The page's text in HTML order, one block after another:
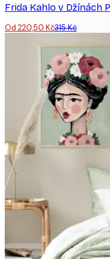
Frida Kahlo v Džínách
Od 220,50 Kč315 Kč